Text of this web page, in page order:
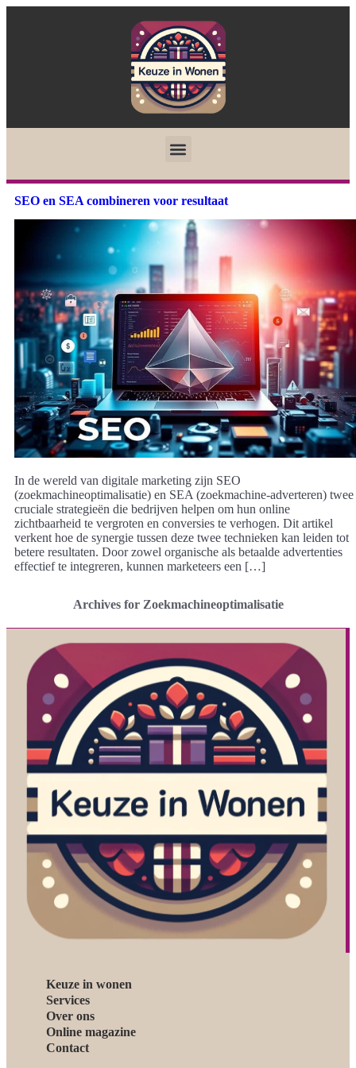
SEO en SEA combineren voor resultaat
In de wereld van digitale marketing zijn SEO
(zoekmachineoptimalisatie) en SEA (zoekmachine-adverteren) twee
cruciale strategieën die bedrijven helpen om hun online
zichtbaarheid te vergroten en conversies te verhogen. Dit artikel
verkent hoe de synergie tussen deze twee technieken kan leiden tot
betere resultaten. Door zowel organische als betaalde advertenties
effectief te integreren, kunnen marketeers een […]
Archives for Zoekmachineoptimalisatie
Keuze in wonen
Services
Over ons
Online magazine
Contact